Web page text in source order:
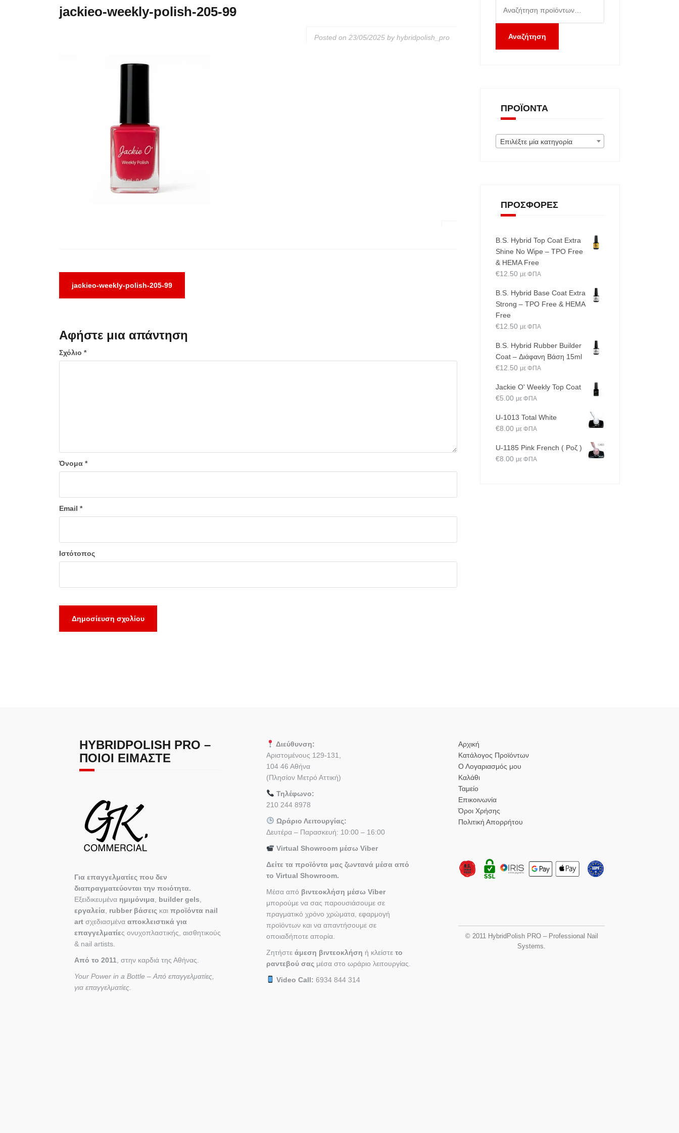
jackieo-weekly-polish-205-99
Posted on 23/05/2025byhybridpolish_pro
Πλοήγηση
άρθρων
jackieo-weekly-polish-205-99
Αφήστε μια απάντηση
Σχόλιο *
Όνομα *
Email *
Ιστότοπος
για:
Αναζήτηση
ΠΡΟΪΌΝΤΑ
Επιλέξτε μία κατηγορία
ΠΡΟΣΦΟΡΈΣ
B.S. Hybrid Top Coat Extra
Shine No Wipe – TPO Free
& HEMA Free
€12.50 με ΦΠΑ
B.S. Hybrid Base Coat Extra
Strong – TPO Free & HEMA
Free
€12.50 με ΦΠΑ
B.S. Hybrid Rubber Builder
Coat – Διάφανη Βάση 15ml
€12.50 με ΦΠΑ
Jackie O' Weekly Top Coat
€5.00 με ΦΠΑ
U-1013 Total White
€8.00 με ΦΠΑ
U-1185 Pink French ( Ροζ )
€8.00 με ΦΠΑ
HYBRIDPOLISH PRO –
ΠΟΙΟΙ ΕΊΜΑΣΤΕ
Για επαγγελματίες που δεν
διαπραγματεύονται την ποιότητα.
Εξειδικευμένα ημιμόνιμα builder gels
εργαλεία rubber βάσεις και προϊόντα nail
art σχεδιασμένα αποκλειστικά για
επαγγελματίες ονυχοπλαστικής, αισθητικούς
& nail artists.
Από το 2011 , στην καρδιά της Αθήνας.
Your Power in a Bottle – Από επαγγελματίες,
για επαγγελματίες.
Διεύθυνση:
Αριστομένους 129-131,
104 46 Αθήνα
(Πλησίον Μετρό Αττική)
Τηλέφωνο:
210 244 8978
Ωράριο Λειτουργίας:
Δευτέρα – Παρασκευή: 10:00 – 16:00
Virtual Showroom μέσω Viber
Δείτε τα προϊόντα μας ζωντανά μέσα από
το Virtual Showroom.
Μέσα από βιντεοκλήση μέσω Viber
μπορούμε να σας παρουσιάσουμε σε
πραγματικό χρόνο χρώματα, εφαρμογή
προϊόντων και να απαντήσουμε σε
οποιαδήποτε απορία.
Ζητήστε άμεση βιντεοκλήση ή κλείστε το
ραντεβού σας μέσα στο ωράριο λειτουργίας.
Video Call: 6934 844 314
Αρχική
Κατάλογος Προϊόντων
Ο Λογαριασμός μου
Καλάθι
Ταμείο
Επικοινωνία
Όροι Χρήσης
Πολιτική Απορρήτου
© 2011 HybridPolish PRO – Professional Nail
Systems.